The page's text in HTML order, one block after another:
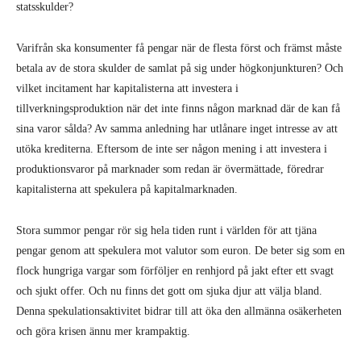
statsskulder?
Varifrån ska konsumenter få pengar när de flesta först och främst måste
betala av de stora skulder de samlat på sig under högkonjunkturen? Och
vilket incitament har kapitalisterna att investera i
tillverkningsproduktion när det inte finns någon marknad där de kan få
sina varor sålda? Av samma anledning har utlånare inget intresse av att
utöka krediterna. Eftersom de inte ser någon mening i att investera i
produktionsvaror på marknader som redan är övermättade, föredrar
kapitalisterna att spekulera på kapitalmarknaden.
Stora summor pengar rör sig hela tiden runt i världen för att tjäna
pengar genom att spekulera mot valutor som euron. De beter sig som en
flock hungriga vargar som förföljer en renhjord på jakt efter ett svagt
och sjukt offer. Och nu finns det gott om sjuka djur att välja bland.
Denna spekulationsaktivitet bidrar till att öka den allmänna osäkerheten
och göra krisen ännu mer krampaktig.